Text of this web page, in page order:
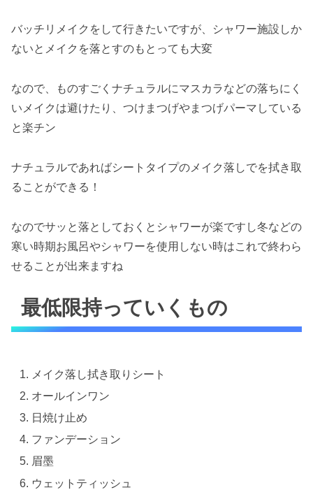
バッチリメイクをして行きたいですが、シャワー施設しか
ないとメイクを落とすのもとっても大変
なので、ものすごくナチュラルにマスカラなどの落ちにく
いメイクは避けたり、つけまつげやまつげパーマしている
と楽チン
ナチュラルであればシートタイプのメイク落しでを拭き取
ることができる！
なのでサッと落としておくとシャワーが楽ですし冬などの
寒い時期お風呂やシャワーを使用しない時はこれで終わら
せることが出来ますね
最低限持っていくもの
メイク落し拭き取りシート
オールインワン
日焼け止め
ファンデーション
眉墨
ウェットティッシュ